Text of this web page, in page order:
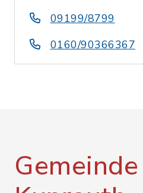
09199/8799
0160/90366367
Gemeinde